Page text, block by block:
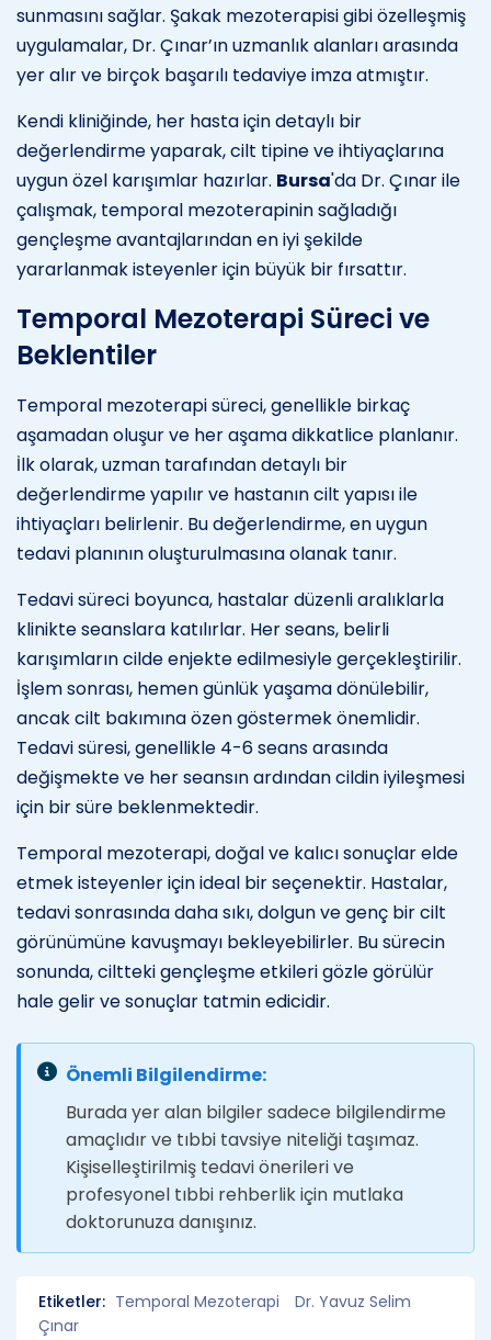
sunmasını sağlar. Şakak mezoterapisi gibi özelleşmiş
uygulamalar, Dr. Çınar’ın uzmanlık alanları arasında
yer alır ve birçok başarılı tedaviye imza atmıştır.
Kendi kliniğinde, her hasta için detaylı bir
değerlendirme yaparak, cilt tipine ve ihtiyaçlarına
uygun özel karışımlar hazırlar. Bursa'da Dr. Çınar ile
çalışmak, temporal mezoterapinin sağladığı
gençleşme avantajlarından en iyi şekilde
yararlanmak isteyenler için büyük bir fırsattır.
Temporal Mezoterapi Süreci ve
Beklentiler
Temporal mezoterapi süreci, genellikle birkaç
aşamadan oluşur ve her aşama dikkatlice planlanır.
İlk olarak, uzman tarafından detaylı bir
değerlendirme yapılır ve hastanın cilt yapısı ile
ihtiyaçları belirlenir. Bu değerlendirme, en uygun
tedavi planının oluşturulmasına olanak tanır.
Tedavi süreci boyunca, hastalar düzenli aralıklarla
klinikte seanslara katılırlar. Her seans, belirli
karışımların cilde enjekte edilmesiyle gerçekleştirilir.
İşlem sonrası, hemen günlük yaşama dönülebilir,
ancak cilt bakımına özen göstermek önemlidir.
Tedavi süresi, genellikle 4-6 seans arasında
değişmekte ve her seansın ardından cildin iyileşmesi
için bir süre beklenmektedir.
Temporal mezoterapi, doğal ve kalıcı sonuçlar elde
etmek isteyenler için ideal bir seçenektir. Hastalar,
tedavi sonrasında daha sıkı, dolgun ve genç bir cilt
görünümüne kavuşmayı bekleyebilirler. Bu sürecin
sonunda, ciltteki gençleşme etkileri gözle görülür
hale gelir ve sonuçlar tatmin edicidir.
Önemli Bilgilendirme:
Burada yer alan bilgiler sadece bilgilendirme
amaçlıdır ve tıbbi tavsiye niteliği taşımaz.
Kişiselleştirilmiş tedavi önerileri ve
profesyonel tıbbi rehberlik için mutlaka
doktorunuza danışınız.
Etiketler: Temporal Mezoterapi
Dr. Yavuz Selim
Çınar